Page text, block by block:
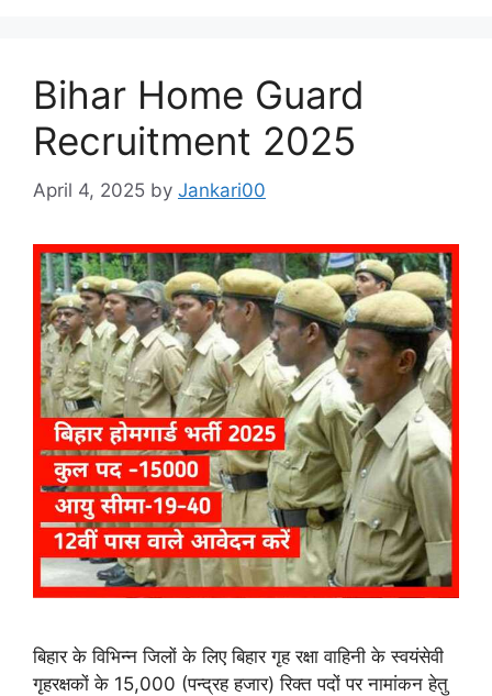
Bihar Home Guard
Recruitment 2025
April 4, 2025 by Jankari00
बिहार के विभिन्न जिलों के लिए बिहार गृह रक्षा वाहिनी के स्वयंसेवी
गृहरक्षकों के 15,000 (पन्द्रह हजार) रिक्त पदों पर नामांकन हेतु